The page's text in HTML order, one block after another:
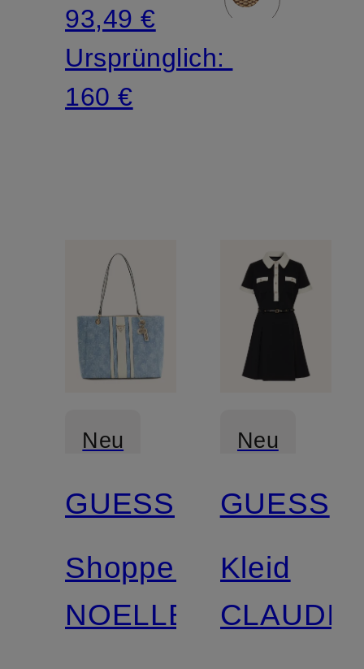
93,49 €
Ursprünglich:
160 €
Neu
GUESS
Shopper
NOELLE
Neu
GUESS
Kleid
CLAUDIE